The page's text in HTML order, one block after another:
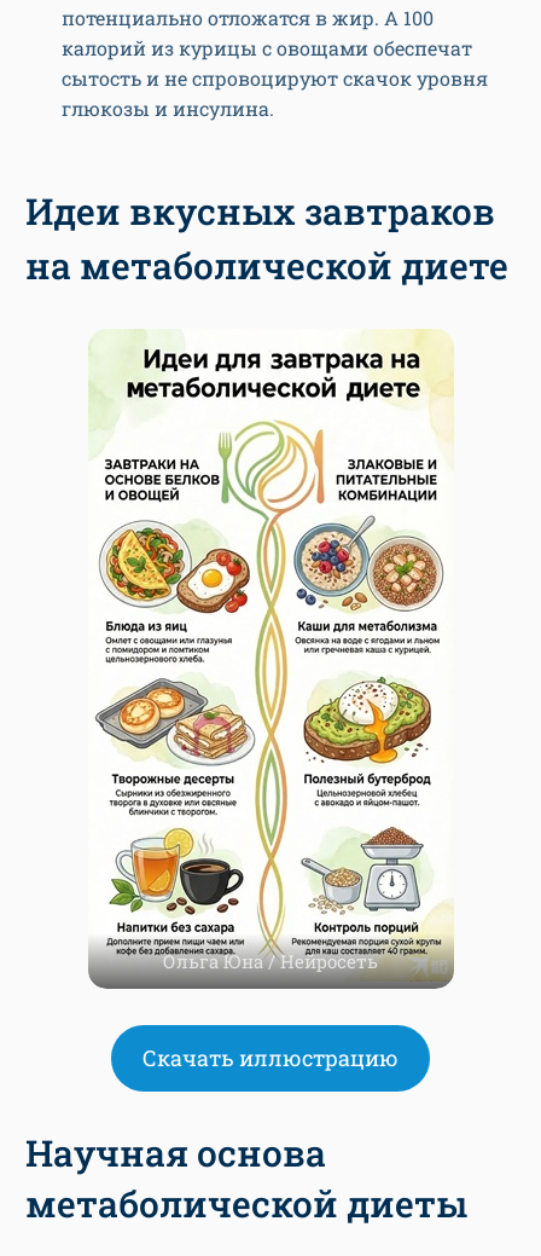
потенциально отложатся в жир. А 100
калорий из курицы с овощами обеспечат
сытость и не спровоцируют скачок уровня
глюкозы и инсулина.
Идеи вкусных завтраков
на метаболической диете
Ольга Юна / Нейросеть
Скачать иллюстрацию
Научная основа
метаболической диеты